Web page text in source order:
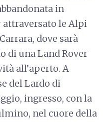
in
attraversato le Alpi
dove sarà
di una Land Rover
all’aperto. A
del Lardo di
ingresso, con la
nel cuore della